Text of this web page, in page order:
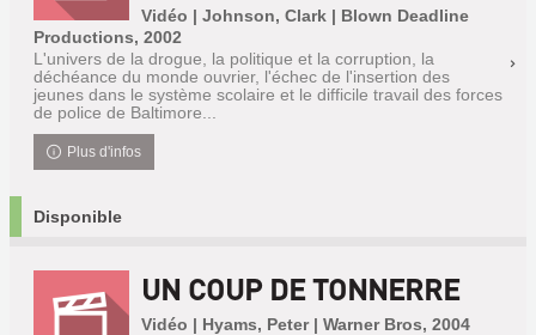
Vidéo | Johnson, Clark | Blown Deadline
Productions, 2002
L'univers de la drogue, la politique et la corruption, la
déchéance du monde ouvrier, l'échec de l'insertion des
jeunes dans le système scolaire et le difficile travail des forces
de police de Baltimore...
Plus d'infos
Disponible
UN COUP DE TONNERRE
Vidéo | Hyams, Peter | Warner Bros, 2004